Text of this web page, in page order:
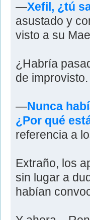
—Xefil, ¿tú
asustado y
visto a su
¿Habría
de improvisto.
—Nunca
¿Por qué
referencia a
Extraño, los
sin lugar a
habían